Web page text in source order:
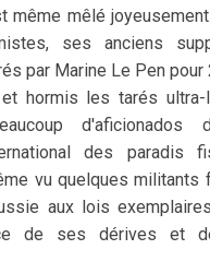
même mêlé
ses anciens
par Marine Le Pen pour
hormis les tarés ultra-
d'aficionados
des paradis
vu quelques
aux lois
de ses dérives et